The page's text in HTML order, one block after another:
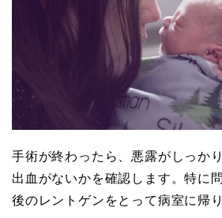
手術が終わったら、悪露がしっか
出血がないかを確認します。特に
後のレントゲンをとって病室に帰り